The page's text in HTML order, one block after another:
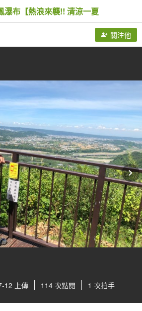
瀑布【熱浪來襲!! 清涼一夏
關注他
12 上傳 114 次點閱 1 次拍手